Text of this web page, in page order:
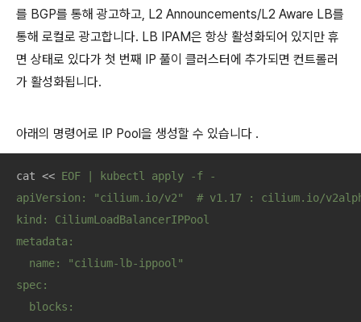
를 BGP를 통해 광고하고, L2 Announcements/L2 Aware LB를
통해 로컬로 광고합니다. LB IPAM은 항상 활성화되어 있지만 휴
면 상태로 있다가 첫 번째 IP 풀이 클러스터에 추가되면 컨트롤러
가 활성화됩니다.
아래의 명령어로 IP Pool을 생성할 수 있습니다 .
cat << EOF | kubectl apply -f -
apiVersion: "cilium.io/v2"  # v1.17 : cilium.io/
kind: CiliumLoadBalancerIPPool
metadata:
  name: "cilium-lb-ippool"
spec:
  blocks: